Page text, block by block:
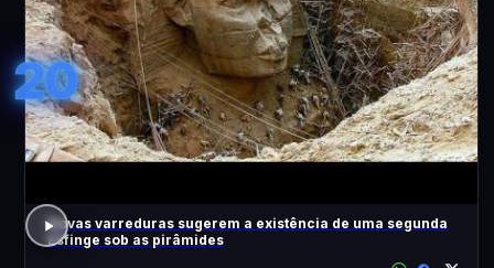
20
Novas varreduras sugerem a existência de uma segunda
Esfinge sob as pirâmides